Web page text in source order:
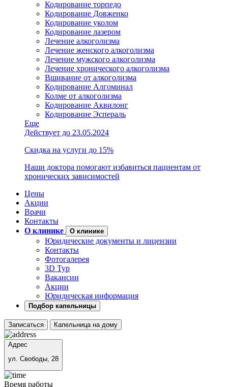
Кодирование торпедо
Кодирование Довженко
Кодирование уколом
Кодирование лазером
Лечение алкоголизма
Лечение женского алкоголизма
Лечение мужского алкоголизма
Лечение хронического алкоголизма
Вшивание от алкоголизма
Кодирование Алгоминал
Колме от алкоголизма
Кодирование Аквилонг
Кодирование Эспераль
Еще
Действует до 23.05.2024
Скидка на услуги до 15%
Наши доктора помогают избавиться пациентам от
хронических зависимостей
Цены
Акции
Врачи
Контакты
О клинике
О клинике
Юридические документы и лицензии
Контакты
Фотогалерея
3D Тур
Вакансии
Акции
Юридическая информация
Подбор капельницы
Записаться Капельница на дому
Адрес
ул. Свободы, 28
Время работы